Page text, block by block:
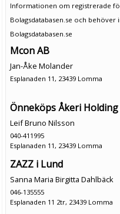
Informationen om registrerade
Bolagsdatabasen.se och behöver
Bolagsdatabasen.se
Mcon AB
Jan-Åke Molander
Esplanaden 11, 23439 Lomma
Önneköps Åkeri Holding
Leif Bruno Nilsson
040-411995
Esplanaden 11, 23439 Lomma
ZAZZ i Lund
Sanna Maria Birgitta Dahlbäck
046-135555
Esplanaden 11 2tr, 23439 Lomma